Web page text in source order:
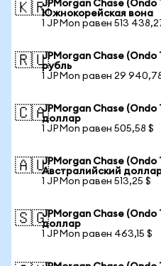
🇰🇷JPMorgan Chase (Ondo
Южнокорейская вона
1 JPMon равен 513
🇷🇺JPMorgan Chase (Ondo
рубль
1 JPMon равен 29
🇨🇦JPMorgan Chase
доллар
1 JPMon равен 505,58 $
🇦🇺JPMorgan Chase (Ondo
Австралийский
1 JPMon равен 513,25 $
🇸🇬JPMorgan Chase
доллар
1 JPMon равен 463,15 $